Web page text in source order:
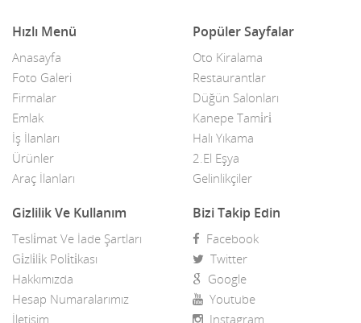
Hızlı Menü
Anasayfa
Foto Galeri
Firmalar
Emlak
İş İlanları
Ürünler
Araç İlanları
Popüler Sayfalar
Oto Kiralama
Restaurantlar
Düğün Salonları
Kanepe Tami̇ri̇
Halı Yıkama
2.El Eşya
Gelinlikçiler
Gizlilik Ve Kullanım
Tesli̇mat Ve İade Şartları
Gi̇zli̇li̇k Poli̇ti̇kası
Hakkımızda
Hesap Numaralarımız
İletişim
Bizi Takip Edin
Facebook
Twitter
Google
Youtube
Instagram